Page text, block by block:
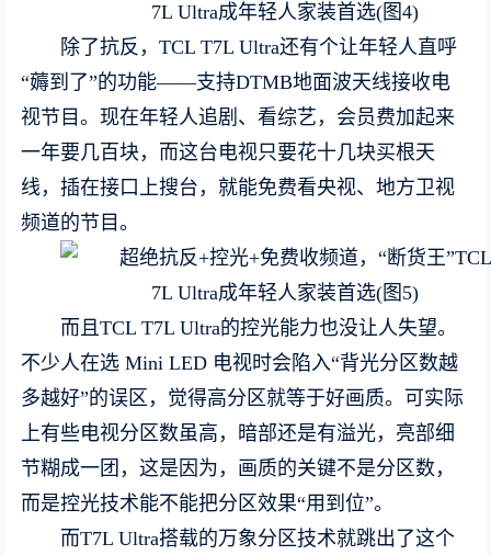
除了抗反，TCL T7L Ultra还有个让年轻人直呼
“薅到了”的功能——支持DTMB地面波天线接收电
视节目。现在年轻人追剧、看综艺，会员费加起来
一年要几百块，而这台电视只要花十几块买根天
线，插在接口上搜台，就能免费看央视、地方卫视
频道的节目。
而且TCL T7L Ultra的控光能力也没让人失望。
不少人在选 Mini LED 电视时会陷入“背光分区数越
多越好”的误区，觉得高分区就等于好画质。可实际
上有些电视分区数虽高，暗部还是有溢光，亮部细
节糊成一团，这是因为，画质的关键不是分区数，
而是控光技术能不能把分区效果“用到位”。
而T7L Ultra搭载的万象分区技术就跳出了这个